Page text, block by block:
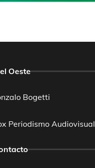
Oeste
Bogetti
Periodismo Audiovisual